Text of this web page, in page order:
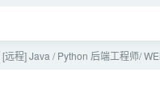
[远程] Java / Python 后端工程师/